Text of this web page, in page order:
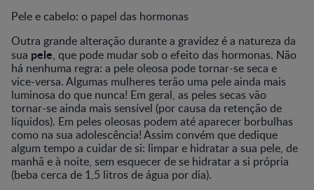
Pele e cabelo: o papel das hormonas
Outra grande alteração durante a gravidez é a natureza da
sua pele, que pode mudar sob o efeito das hormonas. Não
há nenhuma regra: a pele oleosa pode tornar-se seca e
vice-versa. Algumas mulheres terão uma pele ainda mais
luminosa do que nunca! Em geral, as peles secas vão
tornar-se ainda mais sensível (por causa da retenção de
líquidos). Em peles oleosas podem até aparecer borbulhas
como na sua adolescência! Assim convém que dedique
algum tempo a cuidar de si: limpar e hidratar a sua pele, de
manhã e à noite, sem esquecer de se hidratar a si própria
(beba cerca de 1,5 litros de água por dia).